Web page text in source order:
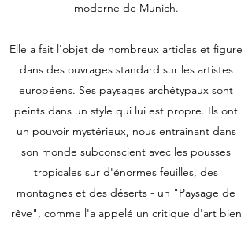
moderne de Munich.
Elle a fait l'objet de nombreux articles et figure
dans des ouvrages standard sur les artistes
européens. Ses paysages archétypaux sont
peints dans un style qui lui est propre. Ils ont
un pouvoir mystérieux, nous entraînant dans
son monde subconscient avec les pousses
tropicales sur d'énormes feuilles, des
montagnes et des déserts - un "Paysage de
rêve", comme l'a appelé un critique d'art bien